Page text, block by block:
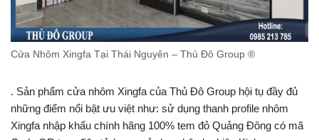
Cửa Nhôm Xingfa Tại Thái Nguyên – Thủ Đô Group ®
. Sản phẩm cửa nhôm Xingfa của Thủ Đô Group hội tụ đầy đủ
những điểm nổi bật ưu việt như: sử dụng thanh profile nhôm
Xingfa nhập khẩu chính hãng 100% tem đỏ Quảng Đông có mã